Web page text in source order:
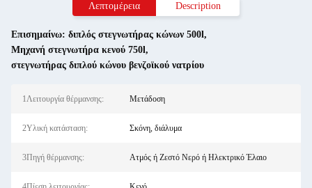
Λεπτομέρεια Description
Επισημαίνω: διπλός στεγνωτήρας κώνων 500l,
Μηχανή στεγνωτήρα κενού 750l,
στεγνωτήρας διπλού κώνου βενζοϊκού νατρίου
1Λειτουργία θέρμανσης: Μετάδοση
2Υλική κατάσταση: Σκόνη, διάλυμα
3Πηγή θέρμανσης: Ατμός ή Ζεστό Νερό ή Ηλεκτρικό Έλαιο